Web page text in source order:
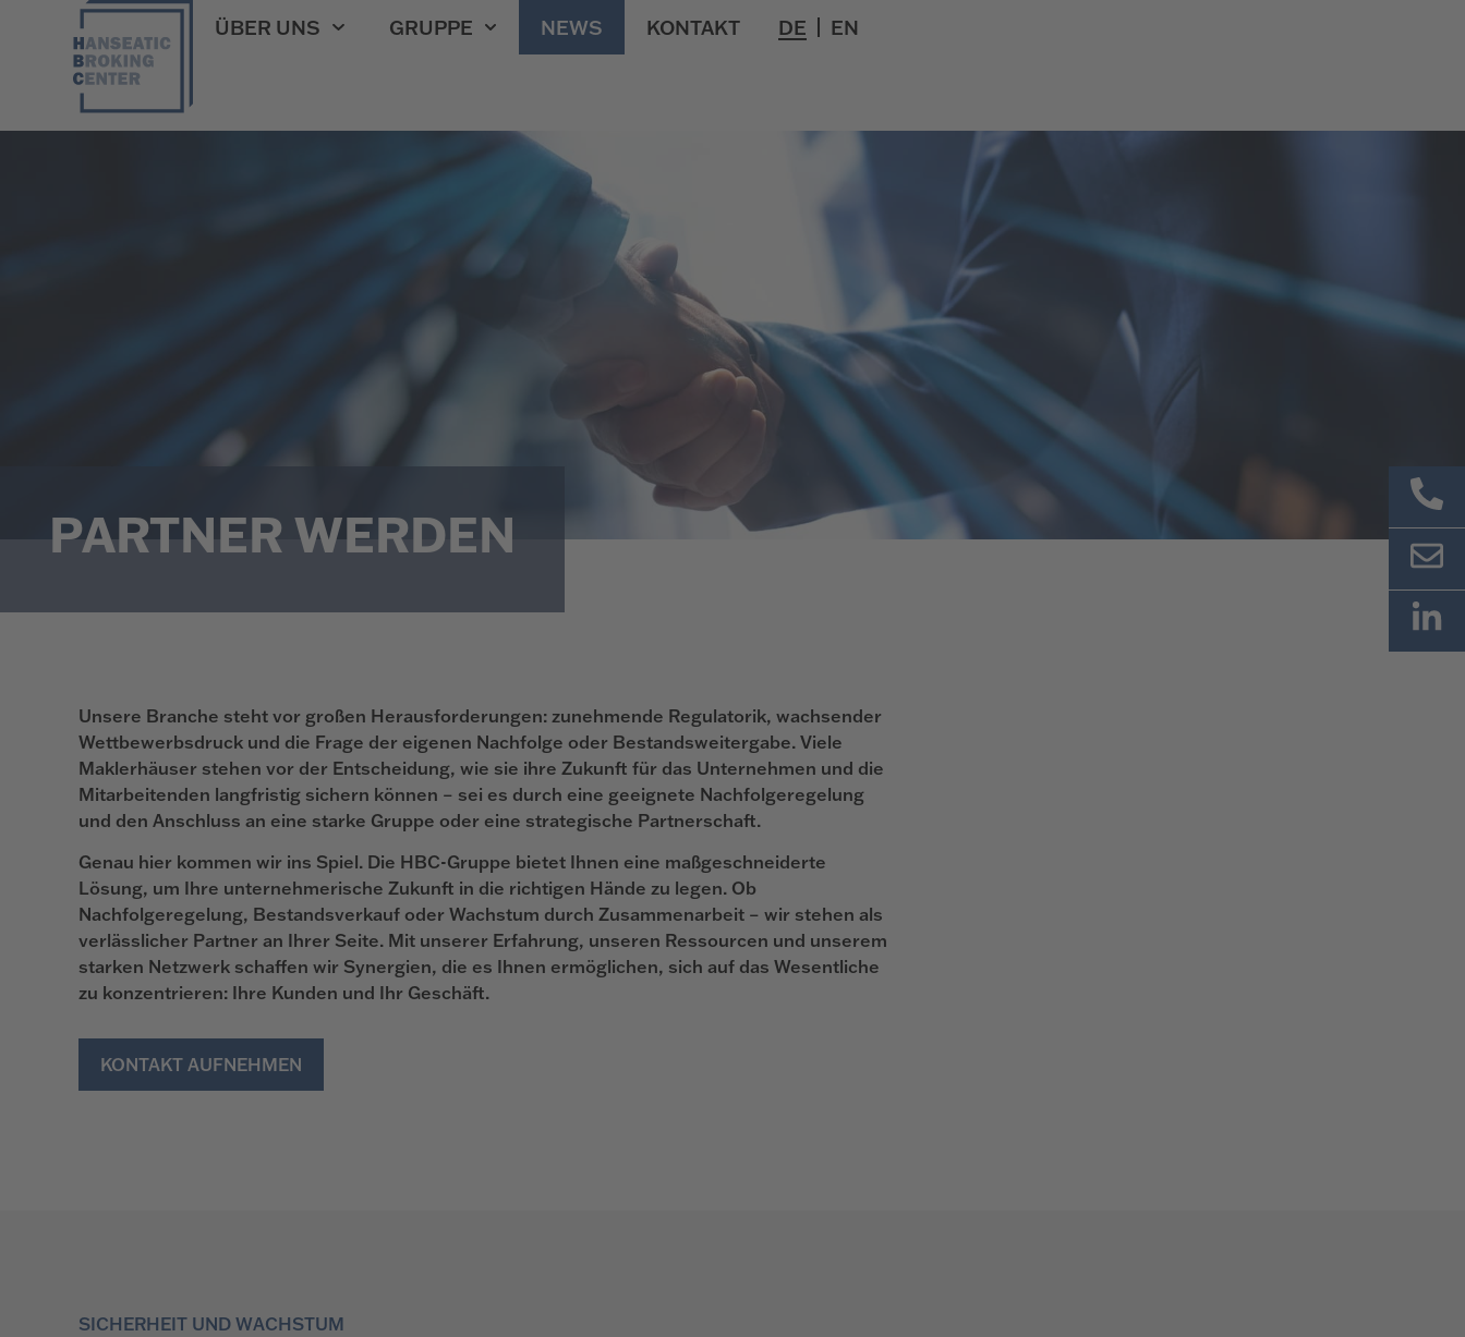
ÜBER UNS GRUPPE NEWS KONTAKT DE EN
PARTNER WERDEN
Unsere Branche steht vor großen Herausforderungen: zunehmende Regulatorik, wachsender
Wettbewerbsdruck und die Frage der eigenen Nachfolge oder Bestandsweitergabe. Viele
Maklerhäuser stehen vor der Entscheidung, wie sie ihre Zukunft für das Unternehmen und die
Mitarbeitenden langfristig sichern können – sei es durch eine geeignete Nachfolgeregelung
und den Anschluss an eine starke Gruppe oder eine strategische Partnerschaft.
Genau hier kommen wir ins Spiel. Die HBC-Gruppe bietet Ihnen eine maßgeschneiderte
Lösung, um Ihre unternehmerische Zukunft in die richtigen Hände zu legen. Ob
Nachfolgeregelung, Bestandsverkauf oder Wachstum durch Zusammenarbeit – wir stehen als
verlässlicher Partner an Ihrer Seite. Mit unserer Erfahrung, unseren Ressourcen und unserem
starken Netzwerk schaffen wir Synergien, die es Ihnen ermöglichen, sich auf das Wesentliche
zu konzentrieren: Ihre Kunden und Ihr Geschäft.
KONTAKT AUFNEHMEN
SICHERHEIT UND WACHSTUM